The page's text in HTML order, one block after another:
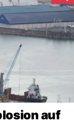
auf